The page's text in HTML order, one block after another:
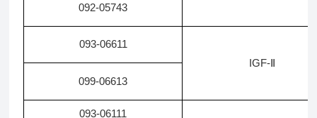
092-05743
093-06611
IGF-Ⅱ
099-06613
093-06111